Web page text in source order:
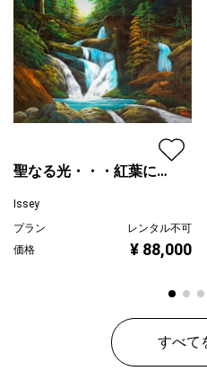
ジャンル
風景画
配送目安
二週間以内
聖なる光・・・紅葉に注
Issey
プラン
レンタル不可
価格
¥ 88,000
すべて